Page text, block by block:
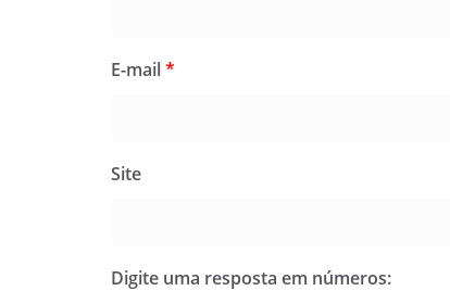
E-mail*
Site
Digite uma resposta em números: